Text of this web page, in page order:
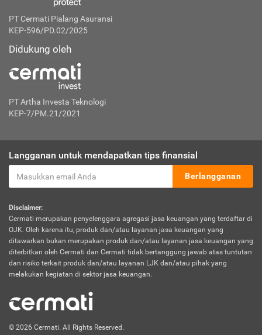
PT Cermati Pialang Asuransi
KEP-596/PD.02/2025
Didukung oleh
PT Artha Investa Teknologi
KEP-7/PM.21/2021
Langganan untuk mendapatkan tips finansial
Berlangganan
Disclaimer:
Cermati merupakan penyelenggara agregasi jasa keuangan yang terdaftar di
OJK. Oleh karena itu, produk dan/atau layanan jasa keuangan yang
ditawarkan bukan merupakan produk dan/atau layanan jasa keuangan yang
diterbitkan oleh Cermati dan Cermati tidak bertanggung jawab atas tuntutan
dan risiko terkait produk dan/atau layanan LJK dan/atau pihak yang
melakukan kegiatan di sektor jasa keuangan.
© 2026 Cermati. All Rights Reserved.